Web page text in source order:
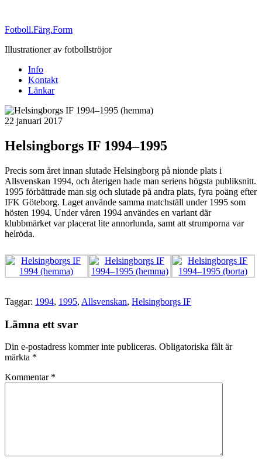
Fotboll.Färg.Form
Illustrationer av fotbollströjor
Info
Kontakt
Länkar
Publicerat
22 januari 2017
Helsingborgs IF 1994–1995
Precis som året innan slutade Helsingborg på nionde plats i
Allsvenskan 1994, och återigen hade man seriens högsta publiksnitt.
1995 förbättrade man sig och slutade på andra plats, fyra poäng efter
IFK Göteborg. Laget använde samma matchställ under 1995 som
hösten 1994. Under våren 1994 användes en variant där
klubbmärket var placerat lite annorlunda, samt att strumporna var
helröda.
Taggar: 1994, 1995, Allsvenskan, Helsingborgs IF
Lämna ett svar
Din e-postadress kommer inte publiceras. Obligatoriska fält är
märkta *
Kommentar *